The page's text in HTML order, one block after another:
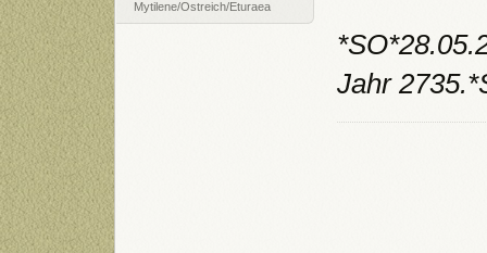
Mytilene/Ostreich/Eturaea
Jahr